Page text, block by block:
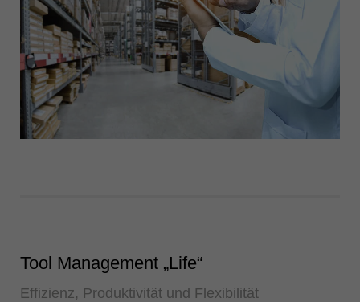
Tool Management „Life“
Effizienz, Produktivität und Flexibilität